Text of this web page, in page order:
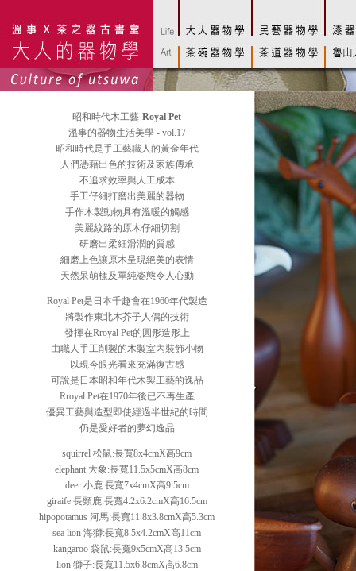
昭和時代木工藝-Royal Pet
溫事的器物生活美學 - vol.17
昭和時代是手工藝職人的黃金年代
人們憑藉出色的技術及家族傳承
不追求效率與人工成本
手工仔細打磨出美麗的器物
手作木製動物具有溫暖的觸感
美麗紋路的原木仔細切割
研磨出柔細滑潤的質感
細磨上色讓原木呈現絕美的表情
天然呆萌樣及單純姿態令人心動
Royal Pet是日本千趣會在1960年代製造
將製作東北木芥子人偶的技術
發揮在Rroyal Pet的圓形造形上
由職人手工削製的木製室內裝飾小物
以現今眼光看來充滿復古感
可說是日本昭和年代木製工藝的逸品
Rroyal Pet在1970年後已不再生產
優異工藝與造型即使經過半世紀的時間
仍是愛好者的夢幻逸品
squirrel 松鼠:長寬8x4cmX高9cm
elephant 大象:長寬11.5x5cmX高8cm
deer 小鹿:長寬7x4cmX高9.5cm
giraife 長頸鹿:長寬4.2x6.2cmX高16.5cm
hipopotamus 河馬:長寬11.8x3.8cmX高5.3cm
sea lion 海獅:長寬8.5x4.2cmX高11cm
kangaroo 袋鼠:長寬9x5cmX高13.5cm
lion 獅子:長寬11.5x6.8cmX高6.8cm